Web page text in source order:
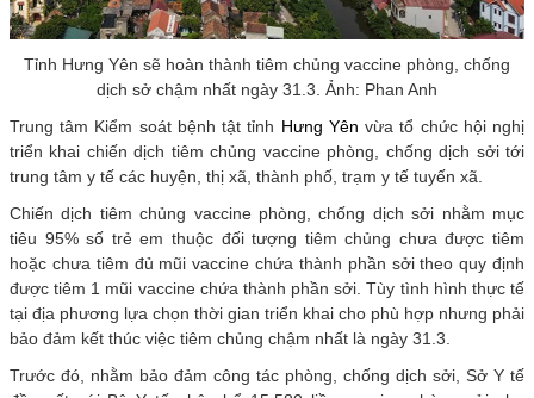
Tỉnh Hưng Yên sẽ hoàn thành tiêm chủng vaccine phòng, chống
dịch sở chậm nhất ngày 31.3. Ảnh: Phan Anh
Trung tâm Kiểm soát bệnh tật tỉnh Hưng Yên vừa tổ chức hội nghị
triển khai chiến dịch tiêm chủng vaccine phòng, chống dịch sởi tới
trung tâm y tế các huyện, thị xã, thành phố, trạm y tế tuyến xã.
Chiến dịch tiêm chủng vaccine phòng, chống dịch sởi nhằm mục
tiêu 95% số trẻ em thuộc đối tượng tiêm chủng chưa được tiêm
hoặc chưa tiêm đủ mũi vaccine chứa thành phần sởi theo quy định
được tiêm 1 mũi vaccine chứa thành phần sởi. Tùy tình hình thực tế
tại địa phương lựa chọn thời gian triển khai cho phù hợp nhưng phải
bảo đảm kết thúc việc tiêm chủng chậm nhất là ngày 31.3.
Trước đó, nhằm bảo đảm công tác phòng, chống dịch sởi, Sở Y tế